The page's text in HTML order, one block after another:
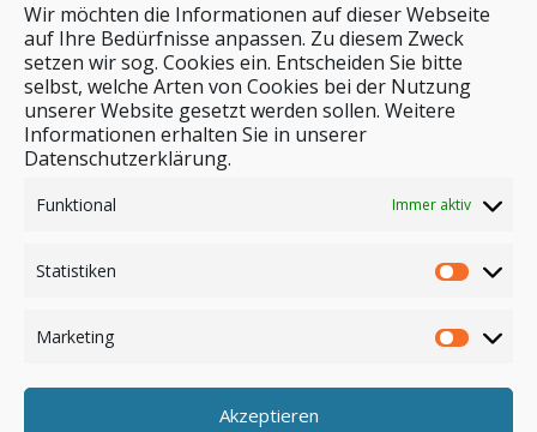
Wir möchten die Informationen auf dieser Webseite
auf Ihre Bedürfnisse anpassen. Zu diesem Zweck
setzen wir sog. Cookies ein. Entscheiden Sie bitte
selbst, welche Arten von Cookies bei der Nutzung
unserer Website gesetzt werden sollen. Weitere
Informationen erhalten Sie in unserer
Datenschutzerklärung.
Funktional Immer aktiv
Statistiken
Marketing
Akzeptieren
Stichwortsuche